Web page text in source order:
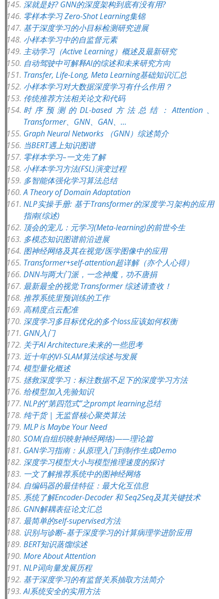
深就是好? GNN的深度架构到底有没有用?
零样本学习 Zero-Shot Learning集锦
基于深度学习的小目标检测研究进展
小样本学习中的自监督元素
主动学习（Active Learning）概述及最新研究
自动驾驶中可解释AI的综述和未来研究方向
Transfer, Life-Long, Meta Learning基础知识汇总
小样本学习对大数据深度学习有什么作用？
传统推荐方法相关论文和代码
时序预测的DL-based方法总结：Attention、
Transformer、GNN、GAN、…
Graph Neural Networks （GNN）综述简介
当BERT遇上知识图谱
零样本学习–一文先了解
小样本学习方法(FSL)演变过程
多智能体强化学习算法总结
A Theory of Domain Adaptation
NLP实操手册: 基于Transformer的深度学习架构的应用
指南(综述)
顶会的宠儿：元学习(Meta-learning)的前世今生
多模态知识图谱前沿进展
图神经网络及其在视觉/医学图像中的应用
Transformer+self-attention超详解（亦个人心得）
DNN与两大门派，一念神魔，功不唐捐
最新最全的视觉 Transformer 综述请查收！
推荐系统里预训练的工作
高精度点云配准
深度学习多目标优化的多个loss应该如何权衡
GNN入门
关于AI Architecture未来的一些思考
近十年的VI-SLAM算法综述与发展
模型量化概述
拯救深度学习：标注数据不足下的深度学习方法
给模型加入先验知识
NLP的“第四范式”之prompt learning总结
纯干货 | 无监督核心聚类算法
MLP is Maybe Your Need
SOM(自组织映射神经网络)——理论篇
GAN学习指南：从原理入门到制作生成Demo
深度学习模型大小与模型推理速度的探讨
一文了解推荐系统中的图神经网络
自编码器的最佳特征：最大化互信息
系统了解Encoder-Decoder 和 Seq2Seq及其关键技术
GNN解耦表征论文汇总
最简单的self-supervised方法
识别与诊断–基于深度学习的计算病理学进阶应用
BERT知识蒸馏综述
More About Attention
NLP词向量发展历程
基于深度学习的有监督关系抽取方法简介
AI系统安全的实用方法